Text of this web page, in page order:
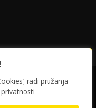
radi pružanja
privatnosti
Uslovi poslovanja
| ponosno pokreće